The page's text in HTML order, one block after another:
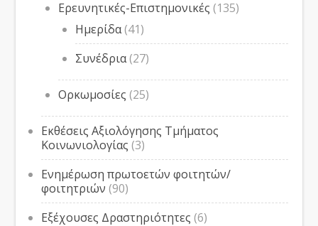
Ερευνητικές-Επιστημονικές (135)
Ημερίδα(41)
Συνέδρια(27)
Ορκωμοσίες (25)
Εκθέσεις Αξιολόγησης Τμήματος
Κοινωνιολογίας (3)
Ενημέρωση πρωτοετών φοιτητών/
φοιτητριών (90)
Εξέχουσες Δραστηριότητες (6)